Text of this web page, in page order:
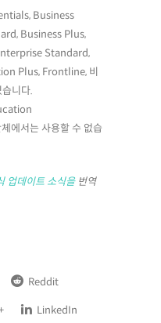
Business
Business Plus,
Standard,
Plus, Frontline, 비
니다.
에서는 사용할 수 없습
업데이트 소식을번역
Reddit
LinkedIn